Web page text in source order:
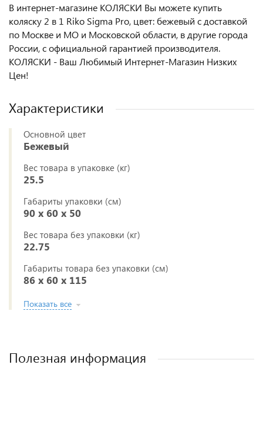
В интернет-магазине КОЛЯСКИ Вы можете купить
коляску 2 в 1 Riko Sigma Pro, цвет: бежевый с доставкой
по Москве и МО и Московской области, в другие города
России, с официальной гарантией производителя.
КОЛЯСКИ - Ваш Любимый Интернет-Магазин Низких
Цен!
Характеристики
Основной цвет
Бежевый
Вес товара в упаковке (кг)
25.5
Габариты упаковки (см)
90 x 60 x 50
Вес товара без упаковки (кг)
22.75
Габариты товара без упаковки (см)
86 x 60 x 115
Показать все
Полезная информация